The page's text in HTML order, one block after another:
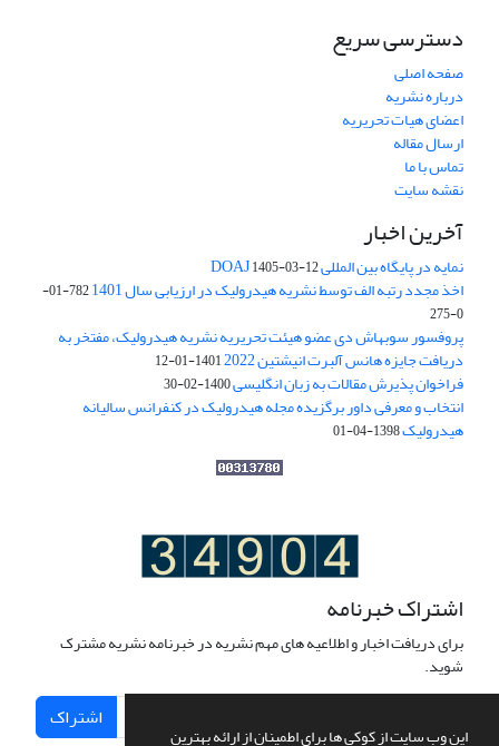
این وب سایت از کوکی ها برای اطمینان از ارائه بهترین
دسترسی سریع
صفحه اصلی
درباره نشریه
اعضای هیات تحریریه
ارسال مقاله
تماس با ما
نقشه سایت
آخرین اخبار
نمایه در پایگاه بین المللی DOAJ1405-03-12
اخذ مجدد رتبه الف توسط نشریه هیدرولیک در ارزیابی سال 1401
782-01-
0-275
پروفسور سوبهاش دی عضو هیئت تحریریه نشریه هیدرولیک، مفتخر به
دریافت جایزه هانس آلبرت انیشتین 2022 1401-01-12
فراخوان پذیرش مقالات به زبان انگلیسی1400-02-30
انتخاب و معرفی داور برگزیده مجله هیدرولیک در کنفرانس سالیانه
هیدرولیک1398-04-01
اشتراک خبرنامه
برای دریافت اخبار و اطلاعیه های مهم نشریه در خبرنامه نشریه مشترک
شوید.
اشتراک